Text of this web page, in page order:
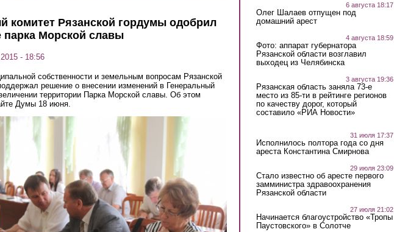
комитет Рязанской гордумы одобрил
парка Морской славы
- 18:56
собственности и земельным вопросам Рязанской
решение о внесении изменений в Генеральный
территории Парка Морской славы. Об этом
Думы 18 июня.
6 августа 18:17
Олег Шалаев отпущен под
домашний арест
4 августа 18:59
Фото: аппарат губернатора
Рязанской области возглавил
выходец из Челябинска
3 августа 19:36
Рязанская область заняла 73-е
место из 85-ти в рейтинге регионов
по качеству дорог, который
составило «РИА Новости»
31 июля 17:37
Исполнилось полтора года со дня
ареста Константина Смирнова
29 июля 23:09
Стало известно об аресте первого
замминистра здравоохранения
Рязанской области
27 июля 21:02
Начинается благоустройство «Тропы
Паустовского» в Солотче